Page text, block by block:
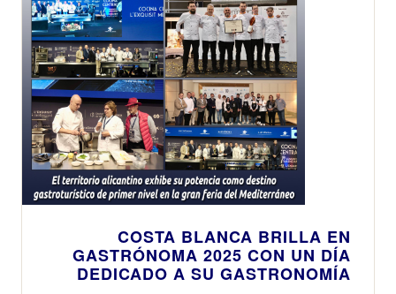
COSTA BLANCA BRILLA EN
GASTRÓNOMA 2025 CON UN DÍA
DEDICADO A SU GASTRONOMÍA